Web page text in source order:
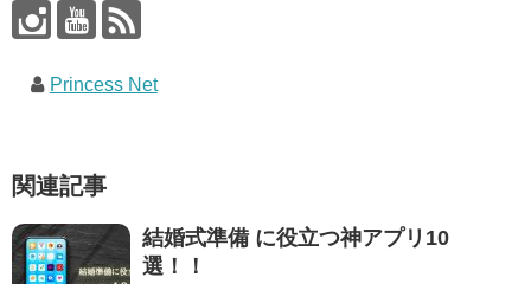
Princess Net
関連記事
結婚式準備 に役立つ神アプリ10
選！！